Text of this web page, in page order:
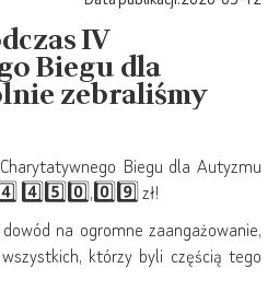
IV
Biegu dla
zebraliśmy
Biegu dla Autyzmu
4️⃣5️⃣0️⃣,0️⃣9️⃣ zł!
na ogromne zaangażowanie,
którzy byli częścią tego